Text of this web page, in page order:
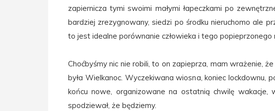
zapiernicza tymi swoimi małymi łapeczkami po
bardziej zrezygnowany, siedzi po środku nieruchomo ale
to jest idealne porównanie człowieka i tego popieprzonego
Choćbyśmy nic nie robili, to on zapieprza, mam wrażenie,
była Wielkanoc. Wyczekiwana wiosna, koniec lockdownu,
końcu nowe, organizowane na ostatnią chwilę
spodziewał, że będziemy.